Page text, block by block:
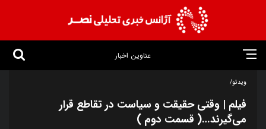
عناوین اخبار
ویدئو/
فیلم | وقتی حقیقت و سیاست در تقاطع قرار
می‌گیرند…( قسمت دوم )